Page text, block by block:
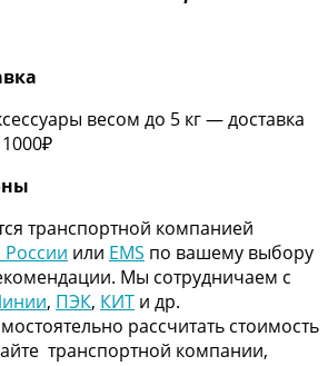
весом до 5 кг — доставка
транспортной компанией
России или EMS по вашему выбору
Мы сотрудничаем с
, ПЭК, КИТ и др.
рассчитать стоимость
транспортной компании,